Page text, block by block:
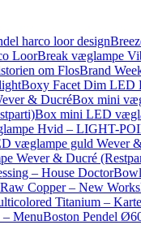
harco loor design
LoorBreak væglampe
om FlosBrand
Boxy Facet Dim LED
& DucréBox mini
Box mini LED
Hvid – LIGHT-
væglampe guld Wever
Wever & Ducré
– House Doctor
Copper – New Works
Titanium –
– MenuBoston Pendel